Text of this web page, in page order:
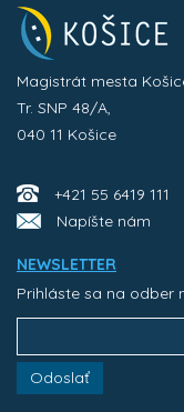
Magistrát mesta
Tr. SNP 48/A,
040 11 Košice
+421 55 6419 111
Napíšte nám
NEWSLETTER
Prihláste sa na odber
Odoslať